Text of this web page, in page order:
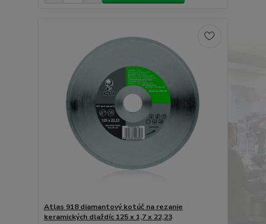
Atlas 918 diamantový kotúč na rezanie
keramických dlaždíc 125 x 1,7 x 22,23